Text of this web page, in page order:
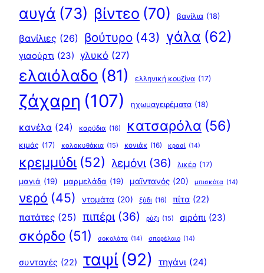
αυγά (73) βίντεο (70) βανίλια (18)
βανίλιες (26) βούτυρο (43) γάλα (62)
γιαούρτι (23) γλυκό (27)
ελαιόλαδο (81) ελληνική κουζίνα (17)
ζάχαρη (107) ηχωμαγειρέματα (18)
κανέλα (24) καρύδια (16) κατσαρόλα (56)
κιμάς (17) κολοκυθάκια (15) κονιάκ (16) κρασί (14)
κρεμμύδι (52) λεμόνι (36) λικέρ (17)
μαγιά (19) μαρμελάδα (19) μαϊντανός (20) μπισκότα (14)
νερό (45) ντομάτα (20) ξύδι (16) πίτα (22)
πατάτες (25) πιπέρι (36) ρύζι (15) σιρόπι (23)
σκόρδο (51) σοκολάτα (14) σπορέλαιο (14)
συνταγές (22) ταψί (92) τηγάνι (24)